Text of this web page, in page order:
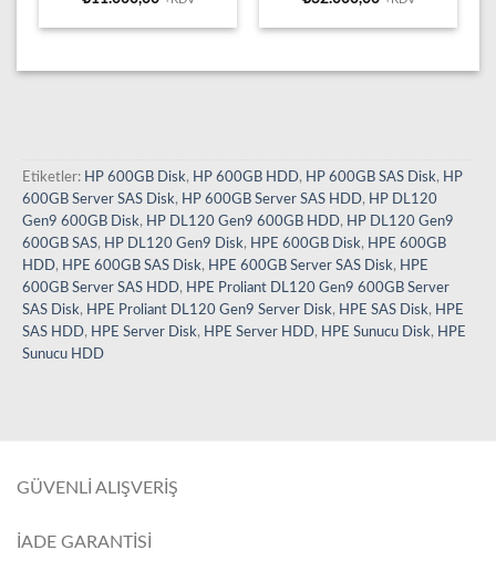
Etiketler: HP 600GB Disk, HP 600GB HDD, HP 600GB SAS Disk, HP
600GB Server SAS Disk, HP 600GB Server SAS HDD, HP DL120
Gen9 600GB Disk, HP DL120 Gen9 600GB HDD, HP DL120 Gen9
600GB SAS, HP DL120 Gen9 Disk, HPE 600GB Disk, HPE 600GB
HDD, HPE 600GB SAS Disk, HPE 600GB Server SAS Disk, HPE
600GB Server SAS HDD, HPE Proliant DL120 Gen9 600GB Server
SAS Disk, HPE Proliant DL120 Gen9 Server Disk, HPE SAS Disk, HPE
SAS HDD, HPE Server Disk, HPE Server HDD, HPE Sunucu Disk, HPE
Sunucu HDD
GÜVENLİ ALIŞVERİŞ
İADE GARANTİSİ